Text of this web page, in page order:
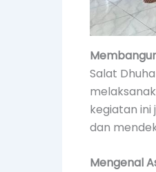
Salat
kegiatan ini
dan
Mengenal